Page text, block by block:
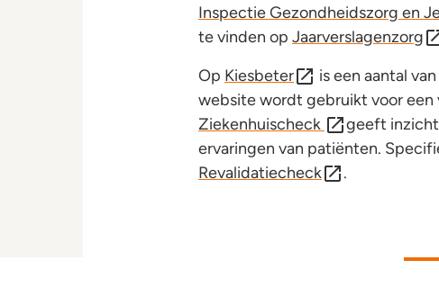
Inspectie Gezondheidszorg en
te vinden op Jaarverslagenzorg
Op Kiesbeter
is een aantal
website wordt gebruikt voor een
Ziekenhuischeck
geeft
ervaringen van patiënten.
Revalidatiecheck
.